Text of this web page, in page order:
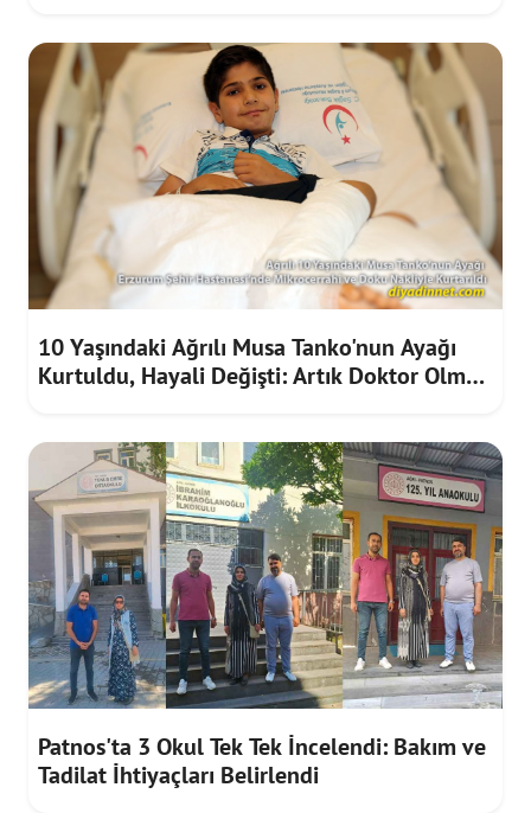
10 Yaşındaki Ağrılı Musa Tanko'nun Ayağı
Kurtuldu, Hayali Değişti: Artık Doktor Olmak
Patnos'ta 3 Okul Tek Tek İncelendi: Bakım ve
Tadilat İhtiyaçları Belirlendi